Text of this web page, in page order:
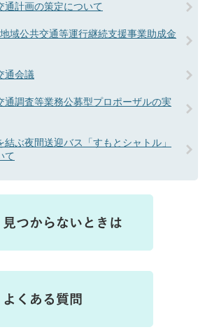
通計画の策定について
域公共交通等運行継続支援事業助成金
通会議
通調査等業務公募型プロポーザルの実
ぶ夜間送迎バス「すもとシャトル」
て